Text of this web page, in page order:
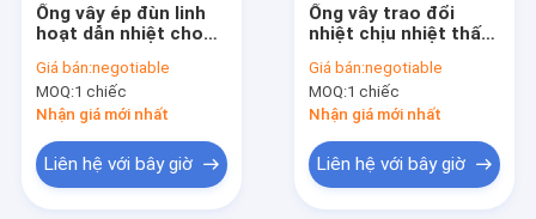
Ống vây ép đùn linh
hoạt dẫn nhiệt cho
không bồn chứa / ống
vây thấp
Giá bán:negotiable
MOQ:1 chiếc
Nhận giá mới nhất
Liên hệ với bây giờ
Ống vây trao đổi
nhiệt chịu nhiệt thấp
Giá bán:negotiable
MOQ:1 chiếc
Nhận giá mới nhất
Liên hệ với bây giờ